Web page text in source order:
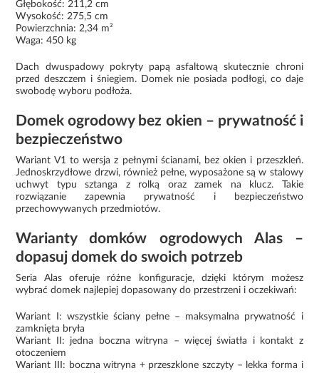
Głębokość: 211,2 cm
Wysokość: 275,5 cm
Powierzchnia: 2,34 m²
Waga: 450 kg
Dach dwuspadowy pokryty papą asfaltową skutecznie chroni
przed deszczem i śniegiem. Domek nie posiada podłogi, co daje
swobodę wyboru podłoża.
Domek ogrodowy bez okien – prywatność i
bezpieczeństwo
Wariant V1 to wersja z pełnymi ścianami, bez okien i przeszkleń.
Jednoskrzydłowe drzwi, również pełne, wyposażone są w stalowy
uchwyt typu sztanga z rolką oraz zamek na klucz. Takie
rozwiązanie zapewnia prywatność i bezpieczeństwo
przechowywanych przedmiotów.
Warianty domków ogrodowych Alas –
dopasuj domek do swoich potrzeb
Seria Alas oferuje różne konfiguracje, dzięki którym możesz
wybrać domek najlepiej dopasowany do przestrzeni i oczekiwań:
Wariant I: wszystkie ściany pełne – maksymalna prywatność i
zamknięta bryła
Wariant II: jedna boczna witryna – więcej światła i kontakt z
otoczeniem
Wariant III: boczna witryna + przeszklone szczyty – lekka forma i